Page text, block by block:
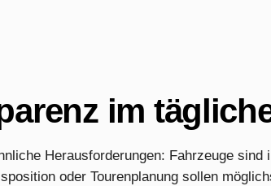
im
Herausforderungen: Fahrzeuge
oder Tourenplanung sollen